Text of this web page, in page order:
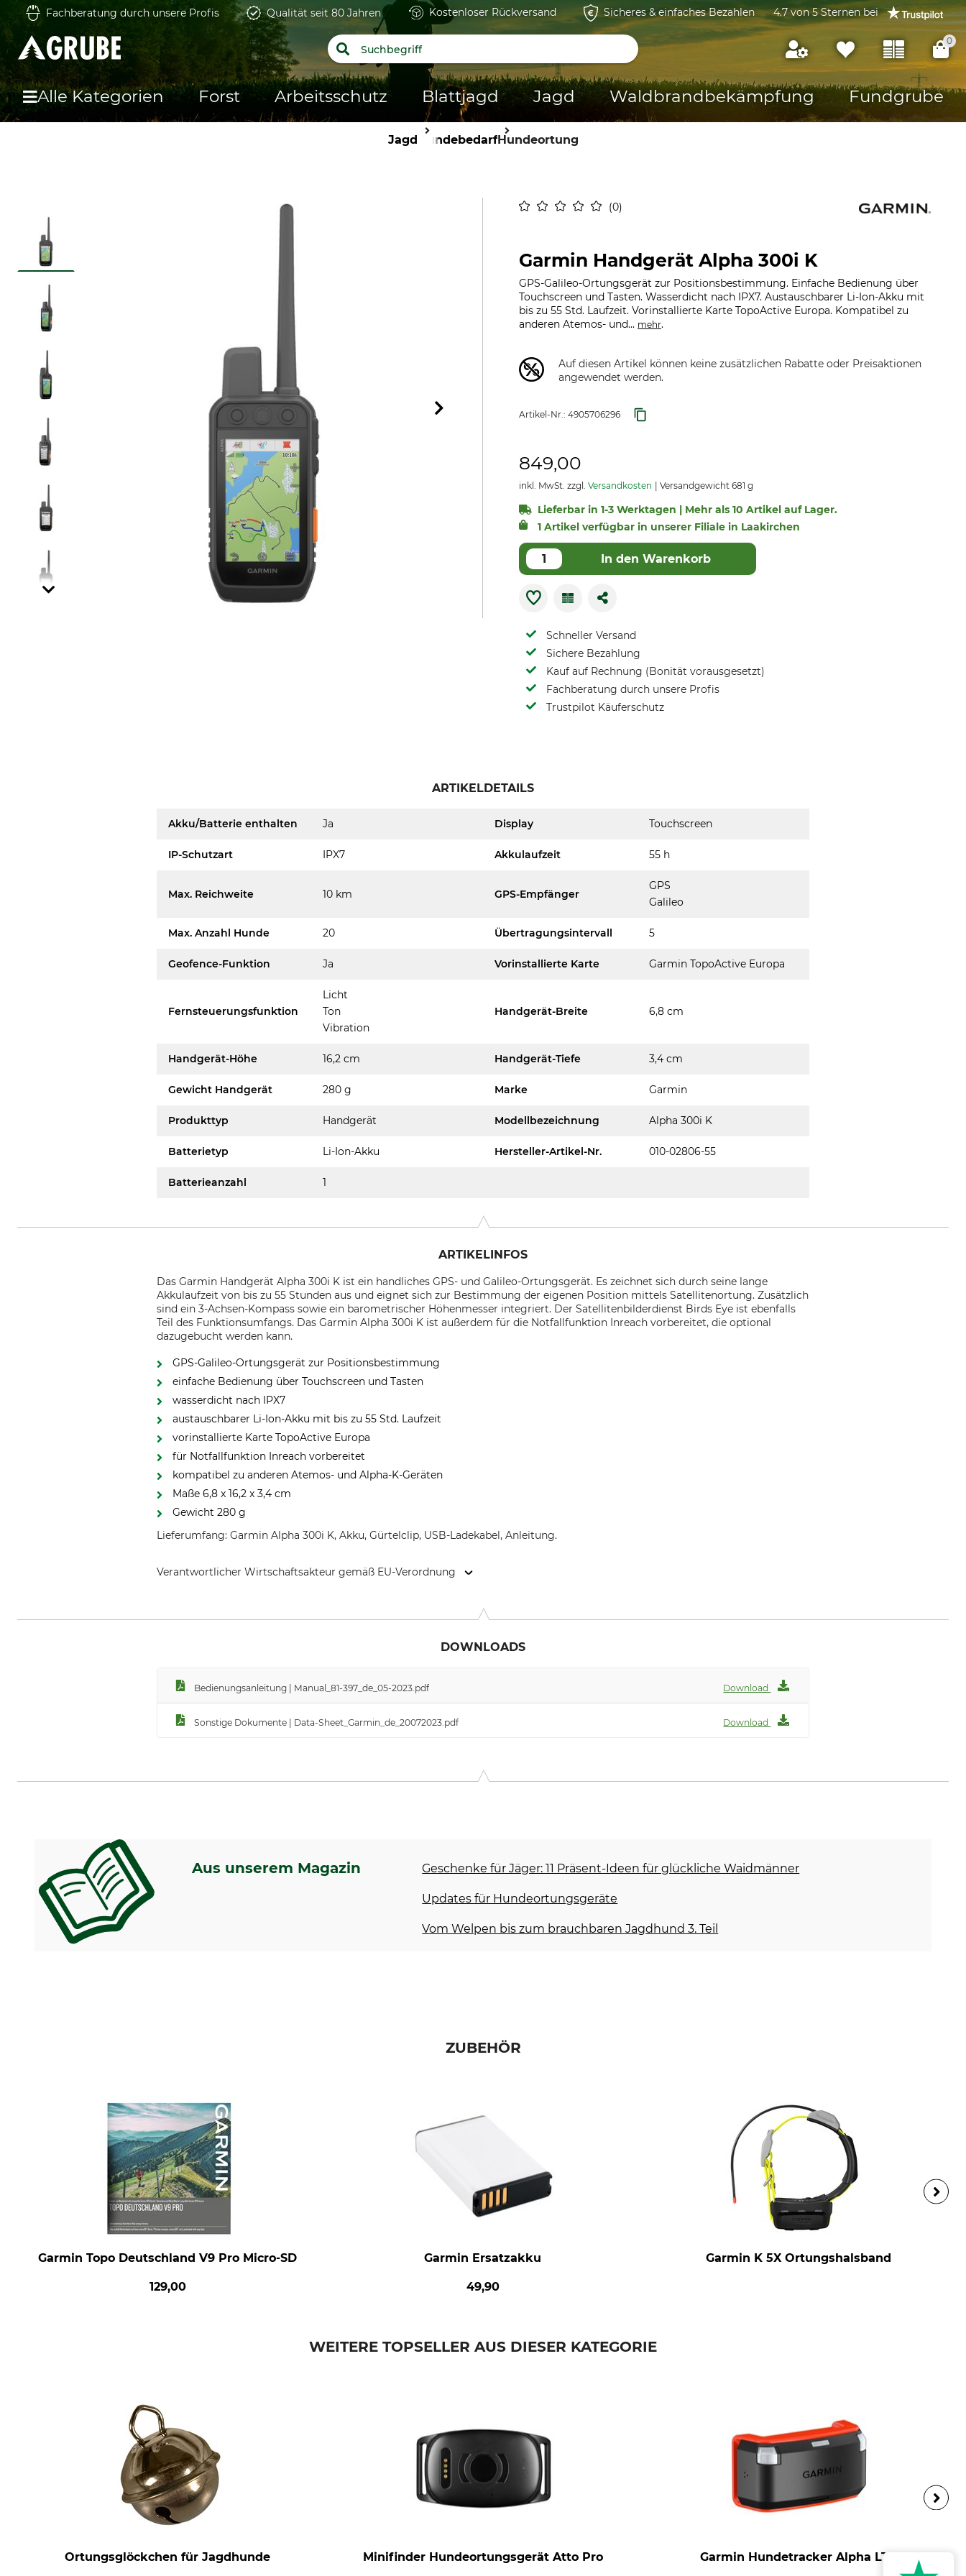
Fachberatung durch unsere Profis Qualität seit 80 Jahren Kostenloser Rückversand Sicheres & einfaches Bezahlen 4.7 von 5 Sternen bei
0
Alle Kategorien Forst Arbeitsschutz Blattjagd Jagd Waldbrandbekämpfung Fundgrube
Jagd HundebedarfHundeortung
0
Garmin Handgerät Alpha 300i K
GPS-Galileo-Ortungsgerät zur Positionsbestimmung. Einfache Bedienung über
Touchscreen und Tasten. Wasserdicht nach IPX7. Austauschbarer Li-Ion-Akku mit
bis zu 55 Std. Laufzeit. Vorinstallierte Karte TopoActive Europa. Kompatibel zu
anderen Atemos- und... mehr.
Auf diesen Artikel können keine zusätzlichen Rabatte oder Preisaktionen
angewendet werden.
Artikel-Nr.: 4905706296
849,00
inkl. MwSt. zzgl. Versandkosten Versandgewicht 681 g
Lieferbar in 1-3 Werktagen | Mehr als 10 Artikel auf Lager.
1 Artikel verfügbar in unserer Filiale in Laakirchen
In den Warenkorb
Schneller Versand
Sichere Bezahlung
Kauf auf Rechnung (Bonität vorausgesetzt)
Fachberatung durch unsere Profis
Trustpilot Käuferschutz
ARTIKELDETAILS
Akku/Batterie enthalten Ja Display Touchscreen
IP-Schutzart IPX7 Akkulaufzeit 55 h
Max. Reichweite 10 km GPS-Empfänger
GPS
Galileo
Max. Anzahl Hunde 20 Übertragungsintervall 5
Geofence-Funktion Ja Vorinstallierte Karte Garmin TopoActive Europa
Fernsteuerungsfunktion
Licht
Ton
Vibration
Handgerät-Breite 6,8 cm
Handgerät-Höhe 16,2 cm Handgerät-Tiefe 3,4 cm
Gewicht Handgerät 280 g Marke Garmin
Produkttyp Handgerät Modellbezeichnung Alpha 300i K
Batterietyp Li-Ion-Akku Hersteller-Artikel-Nr. 010-02806-55
Batterieanzahl 1
ARTIKELINFOS
Das Garmin Handgerät Alpha 300i K ist ein handliches GPS- und Galileo-Ortungsgerät. Es zeichnet sich durch seine lange
Akkulaufzeit von bis zu 55 Stunden aus und eignet sich zur Bestimmung der eigenen Position mittels Satellitenortung. Zusätzlich
sind ein 3-Achsen-Kompass sowie ein barometrischer Höhenmesser integriert. Der Satellitenbilderdienst Birds Eye ist ebenfalls
Teil des Funktionsumfangs. Das Garmin Alpha 300i K ist außerdem für die Notfallfunktion Inreach vorbereitet, die optional
dazugebucht werden kann.
GPS-Galileo-Ortungsgerät zur Positionsbestimmung
einfache Bedienung über Touchscreen und Tasten
wasserdicht nach IPX7
austauschbarer Li-Ion-Akku mit bis zu 55 Std. Laufzeit
vorinstallierte Karte TopoActive Europa
für Notfallfunktion Inreach vorbereitet
kompatibel zu anderen Atemos- und Alpha-K-Geräten
Maße 6,8 x 16,2 x 3,4 cm
Gewicht 280 g
Lieferumfang: Garmin Alpha 300i K, Akku, Gürtelclip, USB-Ladekabel, Anleitung.
Verantwortlicher Wirtschaftsakteur gemäß EU-Verordnung
DOWNLOADS
Bedienungsanleitung | Manual_81-397_de_05-2023.pdf Download
Sonstige Dokumente | Data-Sheet_Garmin_de_20072023.pdf Download
Aus unserem Magazin Geschenke für Jäger: 11 Präsent-Ideen für glückliche Waidmänner
Updates für Hundeortungsgeräte
Vom Welpen bis zum brauchbaren Jagdhund 3. Teil
ZUBEHÖR
Garmin Topo Deutschland V9 Pro Micro-SD
129,00
Garmin Ersatzakku
49,90
Garmin K 5X Ortungshalsband
WEITERE TOPSELLER AUS DIESER KATEGORIE
Ortungsglöckchen für Jagdhunde Minifinder Hundeortungsgerät Atto Pro Garmin Hundetracker Alpha LTE